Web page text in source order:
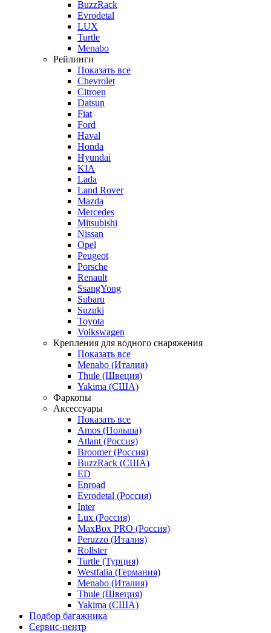
BuzzRack
Evrodetal
LUX
Turtle
Menabo
Рейлинги
Показать все
Chevrolet
Citroen
Datsun
Fiat
Ford
Haval
Honda
Hyundai
KIA
Lada
Land Rover
Mazda
Mercedes
Mitsubishi
Nissan
Opel
Peugeot
Porsche
Renault
SsangYong
Subaru
Suzuki
Toyota
Volkswagen
Крепления для водного снаряжения
Показать все
Menabo (Италия)
Thule (Швеция)
Yakima (США)
Фаркопы
Аксессуары
Показать все
Amos (Польша)
Atlant (Россия)
Broomer (Россия)
BuzzRack (США)
ED
Enroad
Evrodetal (Россия)
Inter
Lux (Россия)
MaxBox PRO (Россия)
Peruzzo (Италия)
Rollster
Turtle (Турция)
Westfalia (Германия)
Menabo (Италия)
Thule (Швеция)
Yakima (США)
Подбор багажника
Сервис-центр